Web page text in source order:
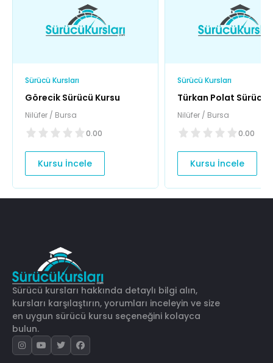
Sürücü Kursları
Görecik Sürücü Kursu
Nilüfer / Bursa
0.00
Kursu İncele
Sürücü Kursları
Türkan Polat Sürücü
(Görükle Şubesi)
Nilüfer / Bursa
0.00
Kursu İncele
Sürücü kursları hakkında detaylı bilgi alın,
kursları karşılaştırın, yorumları inceleyin ve size
en uygun sürücü kursu seçeneğini kolayca
bulun.